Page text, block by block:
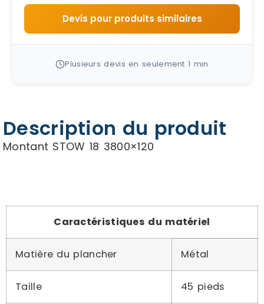
Devis pour produits similaires
Plusieurs devis en seulement 1 min
Description du produit
Montant STOW 18 3800×120
Caractéristiques du matériel
Matière du plancher Métal
Taille 45 pieds